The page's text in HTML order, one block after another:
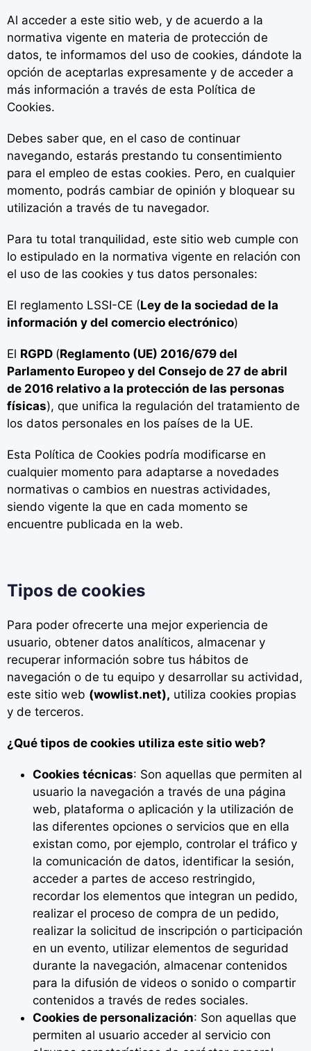
Al acceder a este sitio web, y de acuerdo a la
normativa vigente en materia de protección de
datos, te informamos del uso de cookies, dándote la
opción de aceptarlas expresamente y de acceder a
más información a través de esta Política de
Cookies.
Debes saber que, en el caso de continuar
navegando, estarás prestando tu consentimiento
para el empleo de estas cookies. Pero, en cualquier
momento, podrás cambiar de opinión y bloquear su
utilización a través de tu navegador.
Para tu total tranquilidad, este sitio web cumple con
lo estipulado en la normativa vigente en relación con
el uso de las cookies y tus datos personales:
El reglamento LSSI-CE (Ley de la sociedad de la
información y del comercio electrónico)
El RGPD (Reglamento (UE) 2016/679 del
Parlamento Europeo y del Consejo de 27 de abril
de 2016 relativo a la protección de las personas
físicas), que unifica la regulación del tratamiento de
los datos personales en los países de la UE.
Esta Política de Cookies podría modificarse en
cualquier momento para adaptarse a novedades
normativas o cambios en nuestras actividades,
siendo vigente la que en cada momento se
encuentre publicada en la web.
Tipos de cookies
Para poder ofrecerte una mejor experiencia de
usuario, obtener datos analíticos, almacenar y
recuperar información sobre tus hábitos de
navegación o de tu equipo y desarrollar su actividad,
este sitio web (wowlist.net), utiliza cookies propias
y de terceros.
¿Qué tipos de cookies utiliza este sitio web?
Cookies técnicas: Son aquellas que permiten al
usuario la navegación a través de una página
web, plataforma o aplicación y la utilización de
las diferentes opciones o servicios que en ella
existan como, por ejemplo, controlar el tráfico y
la comunicación de datos, identificar la sesión,
acceder a partes de acceso restringido,
recordar los elementos que integran un pedido,
realizar el proceso de compra de un pedido,
realizar la solicitud de inscripción o participación
en un evento, utilizar elementos de seguridad
durante la navegación, almacenar contenidos
para la difusión de videos o sonido o compartir
contenidos a través de redes sociales.
Cookies de personalización: Son aquellas que
permiten al usuario acceder al servicio con